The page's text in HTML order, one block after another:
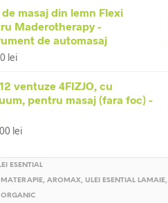
de masaj din lemn Flexi
Maderotherapy -
de automasaj
lei
ventuze 4FIZJO, cu
pentru masaj (fara foc) -
lei
ESENTIAL
, AROMAX, ULEI ESENTIAL LAMAIE,
ORGANIC